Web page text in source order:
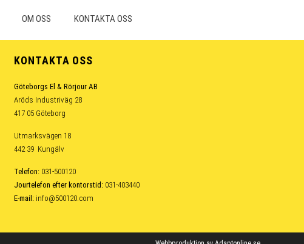
OM OSS KONTAKTA OSS
KONTAKTA OSS
Göteborgs El & Rörjour AB
Aröds Industriväg 28
417 05 Göteborg
Utmarksvägen 18
442 39 Kungälv
Telefon: 031-500120
Jourtelefon efter kontorstid: 031-403440
E-mail: info@500120.com